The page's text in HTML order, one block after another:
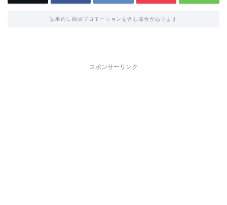
記事内に商品プロモーションを含む場合があります
スポンサーリンク